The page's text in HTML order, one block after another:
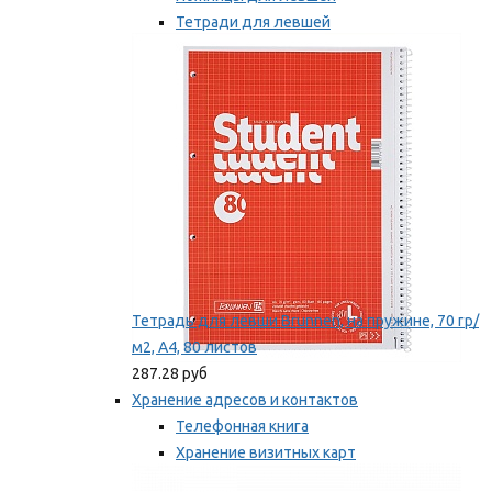
Тетради для левшей
Точилки для левшей
Мы рекомендуем
Тетрадь для левши Brunnen, на пружине, 70 гр/
м2, А4, 80 листов
287.28 руб
Хранение адресов и контактов
Телефонная книга
Хранение визитных карт